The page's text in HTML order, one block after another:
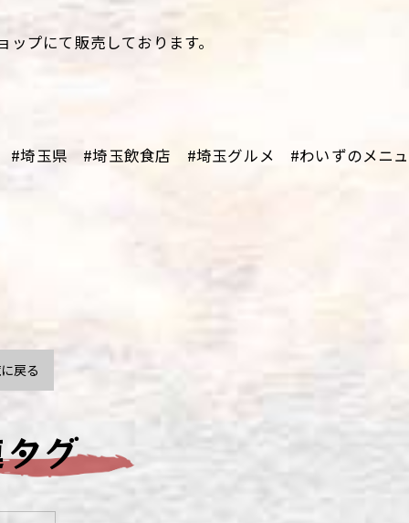
プにて販売しております。
玉県 #埼玉飲食店 #埼玉グルメ #わいずのメニ
戻る
グ